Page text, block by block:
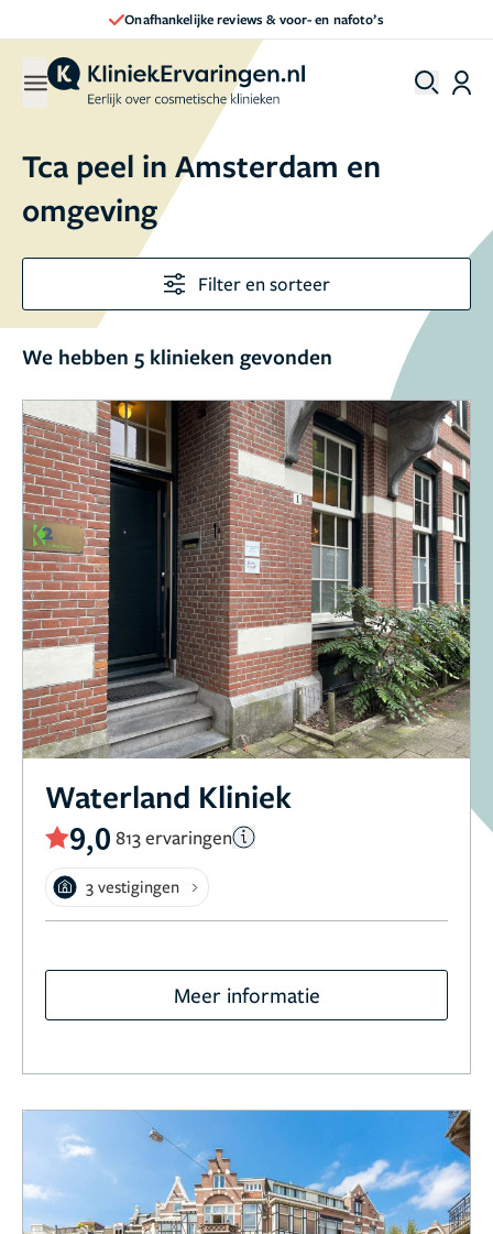
Onafhankelijke reviews & voor- en nafoto’s
Tca peel in Amsterdam en
omgeving
Filter en sorteer
We hebben 5 klinieken gevonden
Waterland Kliniek
9,0 813 ervaringen
3 vestigingen
Meer informatie